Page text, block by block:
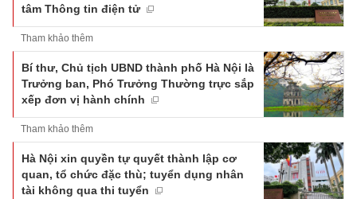
tâm Thông tin điện tử
Tham khảo thêm
Bí thư, Chủ tịch UBND thành phố Hà Nội là
Trưởng ban, Phó Trưởng Thường trực sắp
xếp đơn vị hành chính
Tham khảo thêm
Hà Nội xin quyền tự quyết thành lập cơ
quan, tổ chức đặc thù; tuyển dụng nhân
tài không qua thi tuyển